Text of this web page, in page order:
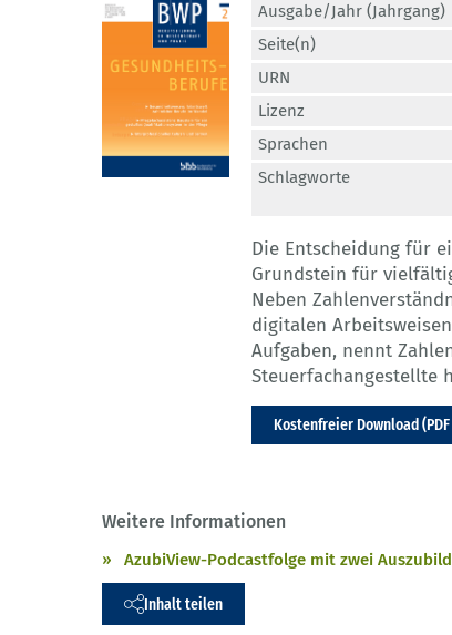
Ausgabe/Jahr (Jahrgang)
Seite(n)
URN
Lizenz
Sprachen
Schlagworte
Die Entscheidung für
Grundstein für
Neben
digitalen
Aufgaben, nennt
Steuerfachangestellte
Kostenfreier Download
Weitere Informationen
AzubiView-Podcastfolge mit zwei
Inhalt teilen